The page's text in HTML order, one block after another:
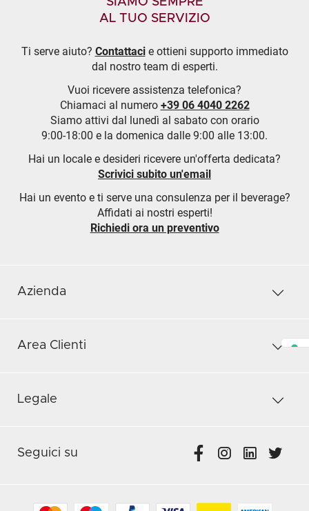
AL TUO SERVIZIO
Ti serve aiuto? Contattacie ottieni supporto immediato
dal nostro team di esperti.
Vuoi ricevere assistenza telefonica?
Chiamaci al numero +39 06 4040 2262
Siamo attivi dal lunedì al sabato con orario
9:00-18:00 e la domenica dalle 9:00 alle 13:00.
Hai un locale e desideri ricevere un'offerta dedicata?
Scrivici subito un'email
Hai un evento e ti serve una consulenza per il beverage?
Affidati ai nostri esperti!
Richiedi ora un preventivo
Azienda
Area Clienti
Legale
Seguici su